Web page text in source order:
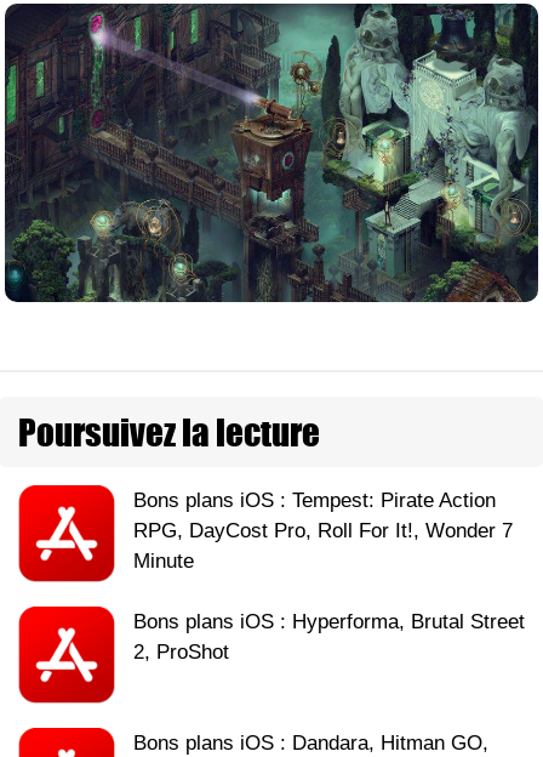
Poursuivez la lecture
Bons plans iOS : Tempest: Pirate Action
RPG, DayCost Pro, Roll For It!, Wonder 7
Minute
Bons plans iOS : Hyperforma, Brutal Street
2, ProShot
Bons plans iOS : Dandara, Hitman GO,